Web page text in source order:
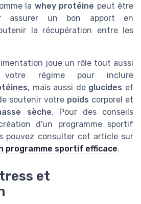
la whey protéine peut être
assurer un bon apport en
la récupération entre les
joue un rôle tout aussi
votre régime pour inclure
, mais aussi de glucides et
soutenir votre poids corporel et
sèche. Pour des conseils
d'un programme sportif
pouvez consulter cet article sur
programme sportif efficace.
et